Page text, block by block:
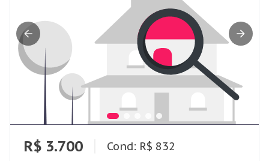
R$ 3.700 Cond: R$ 832